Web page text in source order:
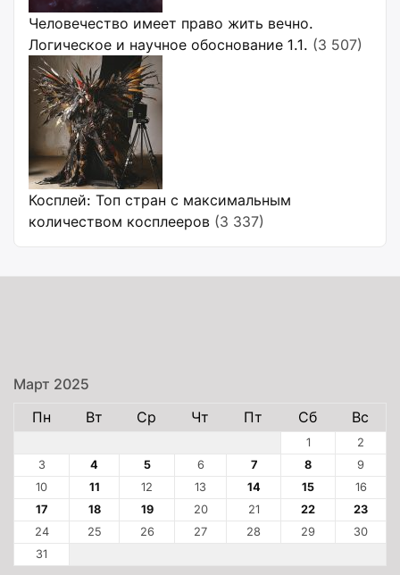
Человечество имеет право жить вечно.
Логическое и научное обоснование 1.1. (3 507)
Косплей: Топ стран с максимальным
количеством косплееров (3 337)
Март 2025
Пн
Вт Ср Чт Пт Сб Вс
1
2
3
4 5 6 7 8
9
10
11 12 13 14 15
16
17
18 19 20 21 22
23
24
25 26 27 28 29
30
31